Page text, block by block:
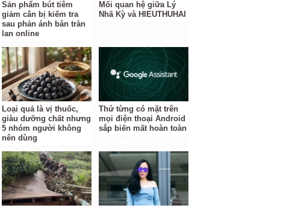
Sản phẩm bút tiêm
giảm cân bị kiểm tra
sau phản ánh bán tràn
lan online
Mối quan hệ giữa Lý
Nhã Kỳ và HIEUTHUHAI
Loại quả là vị thuốc,
giàu dưỡng chất nhưng
5 nhóm người không
nên dùng
Thứ từng có mặt trên
mọi điện thoại Android
sắp biến mất hoàn toàn